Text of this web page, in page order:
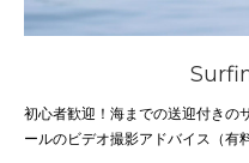
初心者歓迎！海までの送迎付きの
ールのビデオ撮影アドバイス（有